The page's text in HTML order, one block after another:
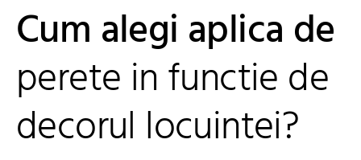
Cum alegi aplica de
perete in functie de
decorul locuintei?